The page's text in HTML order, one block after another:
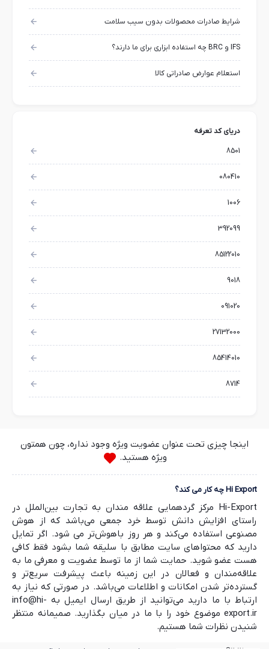
شرایط صادرات محصولات بدون سیب سلامت
IFS و BRC چه استفاده ابزاری برای ما دارند؟
استعلام عوارض صادراتی کالا
دریای کد تعرفه
8501
080410
1006
392099
85122010
9018
091020
27132000
85414010
8714
اینجا چیزی تحت عنوان عضویت ویژه وجود نداره، چون همتون
ویژه هستید.
Hi Export چه کار می کند؟
Hi-Export مرکز گردهمایی علاقه مندان به تجارت بین‌الملل در
راستای افزایش دانش توسط خرد جمعی می‌باشد که از هوش
مصنوعی استفاده می‌کند و هر روز باهوش‌تر می شود. اگر تمایل
دارید که محتواهای سایت مطابق با سلیقه شما بشود فقط کافی
هست عضو شوید. حمایت شما از ما توسط عضویت و معرفی ما به
علاقه‌مندان و فعالان در این زمینه باعث پیشرفت سریع‌تر و
گسترده‌تر شدن امکانات و اطلاعات می‌باشد. در صورتی که نیاز به
ارتباط با ما دارید می‌توانید از طریق ارسال ایمیل به info@hi-
export.ir موضوع خود را با ما در میان بگذارید. صمیمانه منتظر
شنیدن نظرات شما هستیم.